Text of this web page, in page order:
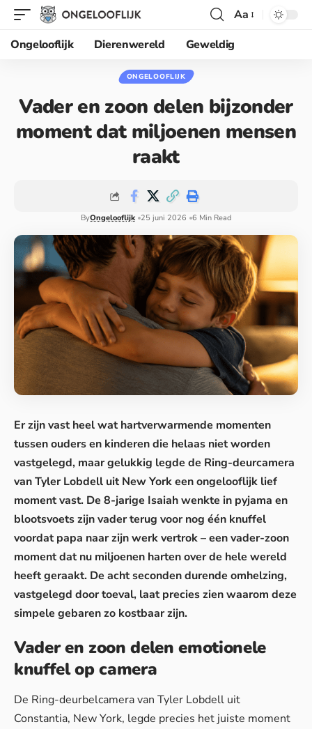
Aa
Ongelooflijk
Dierenwereld Geweldig
ONGELOOFLIJK
Vader en zoon delen bijzonder
moment dat miljoenen mensen
raakt
ByOngelooflijk 25 juni 2026 6 Min Read
Er zijn vast heel wat hartverwarmende momenten
tussen ouders en kinderen die helaas niet worden
vastgelegd, maar gelukkig legde de Ring-deurcamera
van Tyler Lobdell uit New York een ongelooflijk lief
moment vast. De 8-jarige Isaiah wenkte in pyjama en
blootsvoets zijn vader terug voor nog één knuffel
voordat papa naar zijn werk vertrok – een vader-zoon
moment dat nu miljoenen harten over de hele wereld
heeft geraakt. De acht seconden durende omhelzing,
vastgelegd door toeval, laat precies zien waarom deze
simpele gebaren zo kostbaar zijn.
Vader en zoon delen emotionele
knuffel op camera
De Ring-deurbelcamera van Tyler Lobdell uit
Constantia, New York, legde precies het juiste moment